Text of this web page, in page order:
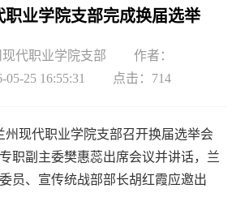
职业学院支部完成换届选举
代职业学院支部
作者：
05-25 16:55:31
点击： 714
州现代职业学院支部召开换届选举会
职副主委樊惠蕊出席会议并讲话，兰
员、宣传统战部部长胡红霞应邀出